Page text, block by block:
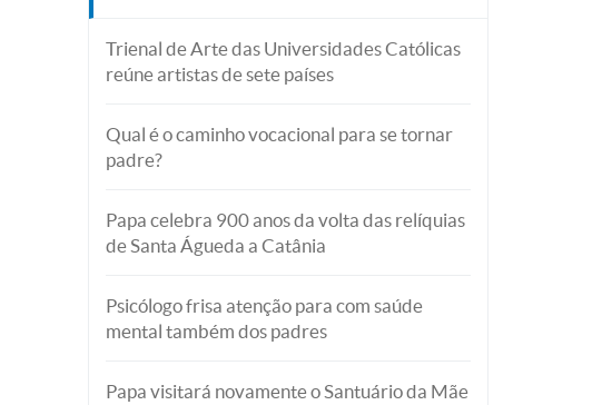
Trienal de Arte das Universidades Católicas
reúne artistas de sete países
Qual é o caminho vocacional para se tornar
padre?
Papa celebra 900 anos da volta das relíquias
de Santa Águeda a Catânia
Psicólogo frisa atenção para com saúde
mental também dos padres
Papa visitará novamente o Santuário da Mãe